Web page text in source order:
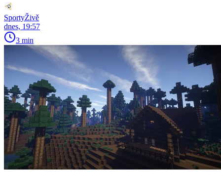
SportyŽivě
dnes, 19:57
3 min